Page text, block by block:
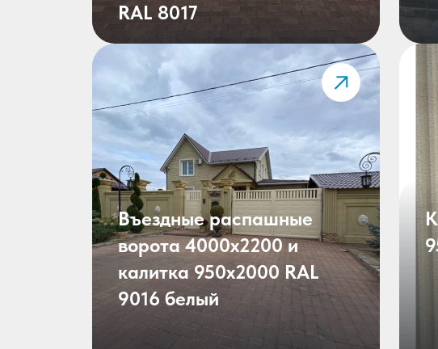
RAL 8017
Въездные распашные
ворота 4000х2200 и
калитка 950х2000 RAL
9016 белый